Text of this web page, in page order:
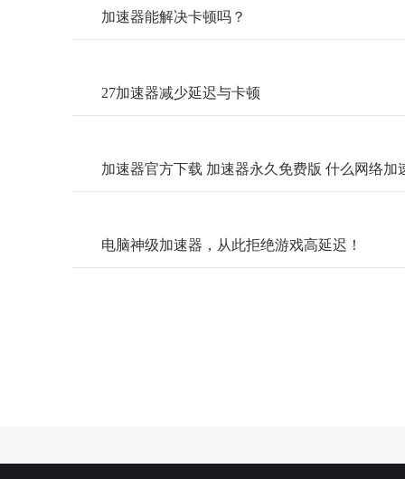
加速器能解决卡顿吗？
27加速器减少延迟与卡顿
加速器官方下载 加速器永久免费版 什么网络加
电脑神级加速器，从此拒绝游戏高延迟！